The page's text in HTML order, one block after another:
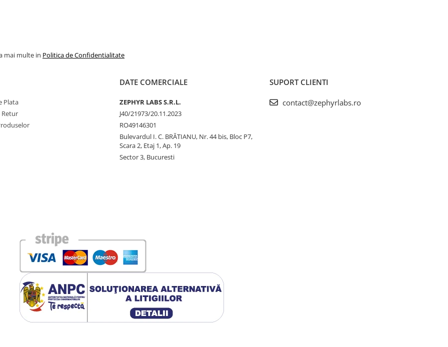
mai multe in Politica de Confidentialitate
Plata
Retur
DATE COMERCIALE
ZEPHYR LABS S.R.L.
J40/21973/20.11.2023
RO49146301
Bulevardul I. C. BRĂTIANU, Nr. 44 bis, Bloc P7,
Scara 2, Etaj 1, Ap. 19
Sector 3, Bucuresti
SUPORT CLIENTI
contact@zephyrlabs.ro